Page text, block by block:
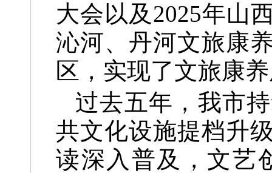
大会以及2025年山
沁河、丹河文旅康
区，实现了文旅康
过去五年，我市
共文化设施提档升
读深入普及，文艺